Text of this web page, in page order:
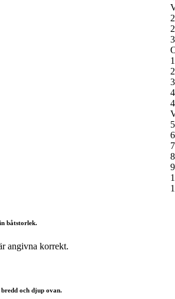
1
2
3
4
5
6
7
8
9
båtstorlek.
angivna korrekt.
och djup ovan.